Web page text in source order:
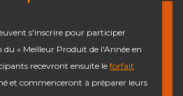
s'inscrire pour participer
« Meilleur Produit de l'Année en
recevront ensuite le forfait
et commenceront à préparer leurs